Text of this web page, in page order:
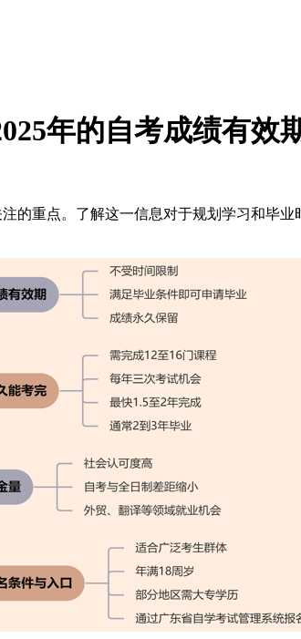
年的自考成绩有效
的重点。了解这一信息对于规划学习和毕